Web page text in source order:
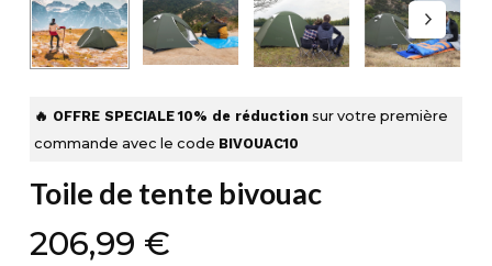
🔥 OFFRE SPECIALE 10% de réduction sur votre première
commande avec le code BIVOUAC10
Toile de tente bivouac
206,99 €